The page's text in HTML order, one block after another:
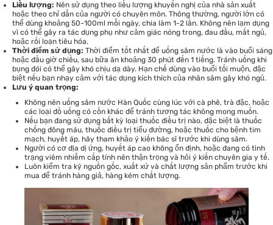
Liều lượng: Nên sử dụng theo liều lượng khuyến nghị của nhà sản xuất
hoặc theo chỉ dẫn của người có chuyên môn. Thông thường, người lớn có
thể dùng khoảng 50-100ml mỗi ngày, chia làm 1-2 lần. Không nên lạm dụng
vì có thể gây ra tác dụng phụ như cảm giác nóng trong, đau đầu, mất ngủ,
hoặc rối loạn tiêu hóa.
Thời điểm sử dụng: Thời điểm tốt nhất để uống sâm nước là vào buổi sáng
hoặc đầu giờ chiều, sau bữa ăn khoảng 30 phút đến 1 tiếng. Tránh uống khi
bụng đói có thể gây khó chịu dạ dày. Hạn chế dùng vào buổi tối muộn, đặc
biệt nếu bạn nhạy cảm với tác dụng kích thích của nhân sâm gây khó ngủ.
Lưu ý quan trọng:
Không nên uống sâm nước Hàn Quốc cùng lúc với cà phê, trà đặc, hoặc
các loại đồ uống có cồn khác để tránh tương tác không mong muốn.
Nếu bạn đang sử dụng bất kỳ loại thuốc điều trị nào, đặc biệt là thuốc
chống đông máu, thuốc điều trị tiểu đường, hoặc thuốc cho bệnh tim
mạch, huyết áp, hãy tham khảo ý kiến bác sĩ trước khi dùng sâm.
Người có cơ địa dị ứng, huyết áp cao không ổn định, hoặc đang có tình
trạng viêm nhiễm cấp tính nên thận trọng và hỏi ý kiến chuyên gia y tế.
Luôn kiểm tra kỹ nguồn gốc, xuất xứ và chất lượng sản phẩm trước khi
mua để tránh hàng giả, hàng kém chất lượng.